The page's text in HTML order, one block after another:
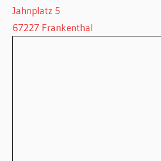
Jahnplatz 5
67227 Frankenthal